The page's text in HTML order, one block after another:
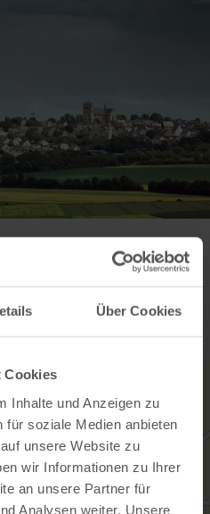
Über Cookies
Cookies
Inhalte und Anzeigen zu
für soziale Medien anbieten
unsere Website zu
wir Informationen zu Ihrer
an unsere Partner für
Analysen weiter. Unsere